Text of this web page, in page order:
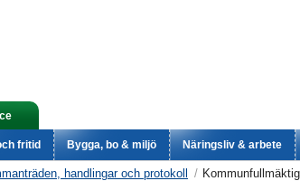
fritid Bygga, bo & miljö Näringsliv & arbete
handlingar och protokoll